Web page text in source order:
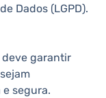
Dados (LGPD).
garantir
segura.